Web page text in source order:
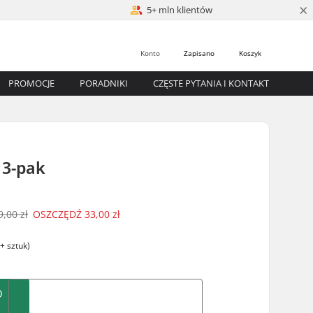
5+ mln klientów ×
Koszyk
Zapisano
Konto
PROMOCJE PORADNIKI CZĘSTE PYTANIA I KONTAKT
pak
zł OSZCZĘDŹ33,00 zł
sztuk)